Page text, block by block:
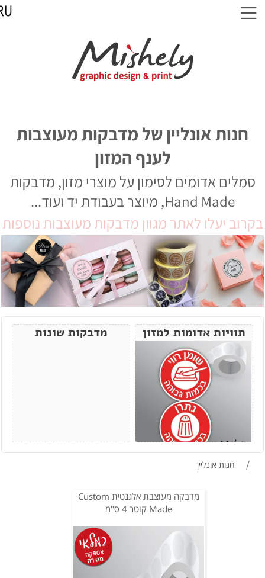
חנות אונליין של מדבקות מעוצבות
לענף המזון
סמלים אדומים לסימון על מוצרי מזון, מדבקות
Hand Made, מיוצר בעבודת יד ועוד...
בקרוב יעלו לאתר מגוון מדבקות מעוצבות נוספות
תוויות אדומות למזון מדבקות שונות
/ חנות אונליין
מדבקה מעוצבת אלגנטית Custom
Made קוטר 4 ס"מ